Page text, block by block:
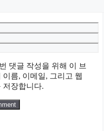
댓글 작성을 위해 이 브
이름, 이메일, 그리고 웹
저장합니다.